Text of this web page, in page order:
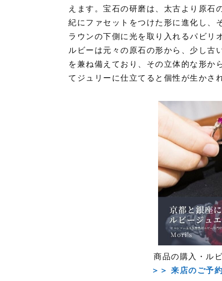
えます。宝石の研磨は、太古より原石
紀にファセットをつけた形に進化し、
ラウンの下側に光を取り入れるパビリ
ルビーは元々の原石の形から、少し古
を兼ね備えており、その立体的な形か
てジュリーに仕立てると個性が生かさ
商品の購入・ル
＞＞ 来店のご予